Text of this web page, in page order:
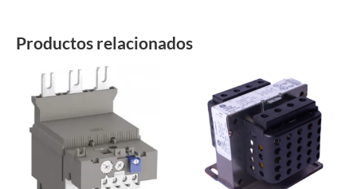
Productos relacionados
múltiples
variantes.
Las
producto
tiene
múltiples
variantes.
Las